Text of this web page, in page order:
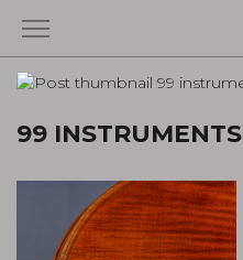
99 INSTRUMENTS